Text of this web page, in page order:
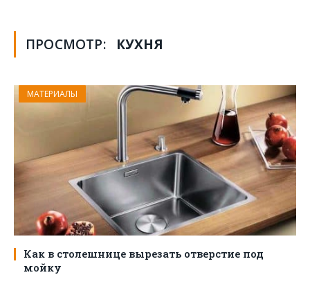
ПРОСМОТР: КУХНЯ
МАТЕРИАЛЫ
Как в столешнице вырезать отверстие под
мойку